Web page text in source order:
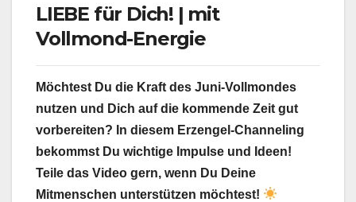
LIEBE für Dich! | mit
Vollmond-Energie
Möchtest Du die Kraft des Juni-Vollmondes
nutzen und Dich auf die kommende Zeit gut
vorbereiten? In diesem Erzengel-Channeling
bekommst Du wichtige Impulse und Ideen!
Teile das Video gern, wenn Du Deine
Mitmenschen unterstützen möchtest!